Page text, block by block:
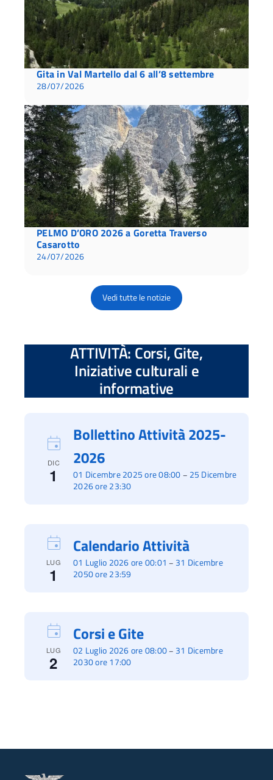
Gita in Val Martello dal 6 all’8 settembre
28/07/2026
PELMO D’ORO 2026 a Goretta Traverso
Casarotto
24/07/2026
Vedi tutte le notizie
ATTIVITÀ: Corsi, Gite,
Iniziative culturali e
informative
DIC
1 01 Dicembre 2025 ore 08:00 – 25 Dicembre
2026 ore 23:30
Bollettino Attività 2025-
2026
LUG
1
01 Luglio 2026 ore 00:01 – 31 Dicembre
2050 ore 23:59
Calendario Attività
LUG
2
02 Luglio 2026 ore 08:00– 31 Dicembre
2030 ore 17:00
Corsi e Gite